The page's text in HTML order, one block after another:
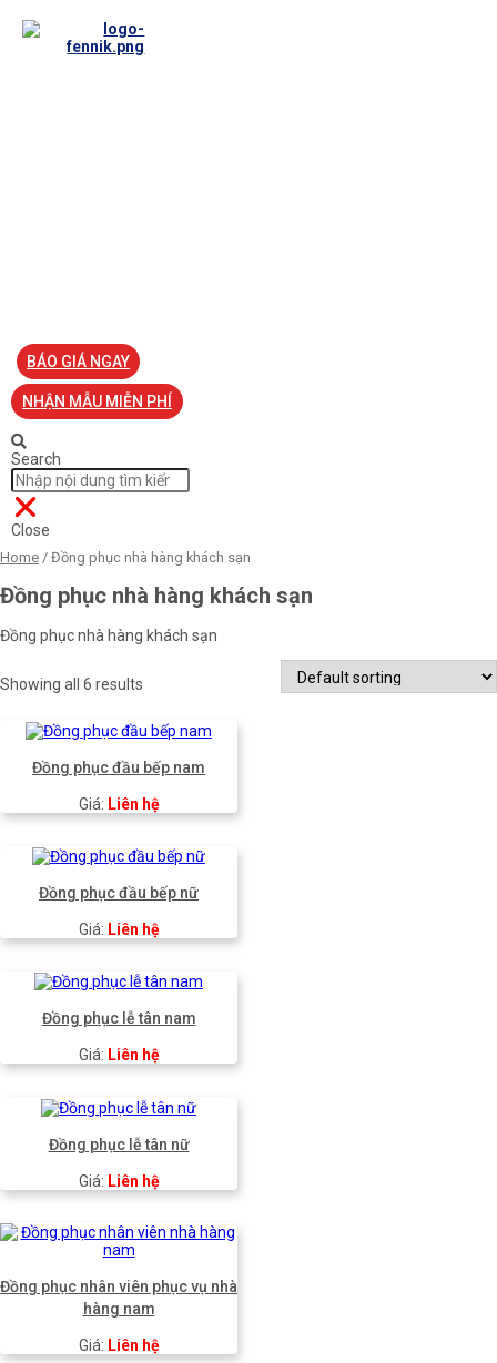
BÁO GIÁ NGAY
NHẬN MẪU MIỄN PHÍ
Search
Close
Home / Đồng phục nhà hàng khách sạn
Đồng phục nhà hàng khách sạn
Đồng phục nhà hàng khách sạn
Showing all 6 results
Đồng phục đầu bếp nam
Giá: Liên hệ
Đồng phục đầu bếp nữ
Giá: Liên hệ
Đồng phục lễ tân nam
Giá: Liên hệ
Đồng phục lễ tân nữ
Giá: Liên hệ
Đồng phục nhân viên phục vụ nhà
hàng nam
Giá: Liên hệ